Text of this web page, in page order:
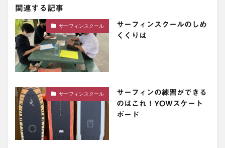
関連する記事
サーフィンスクール
サーフィンスクールのしめ
くくりは
サーフィンスクール
サーフィンの練習ができる
のはこれ！YOWスケート
ボード